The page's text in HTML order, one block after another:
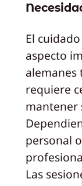
El
aspecto
alemanes
requiere
mantener
personal
Las